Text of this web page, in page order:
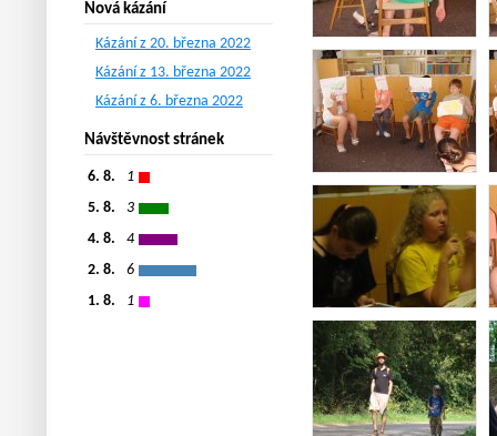
Nová kázání
Kázání z 20. března 2022
Kázání z 13. března 2022
Kázání z 6. března 2022
Návštěvnost stránek
6. 8.
1
5. 8.
3
4. 8.
4
2. 8.
6
1. 8.
1